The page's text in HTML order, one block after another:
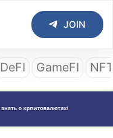
JOIN
DeFI GameFI